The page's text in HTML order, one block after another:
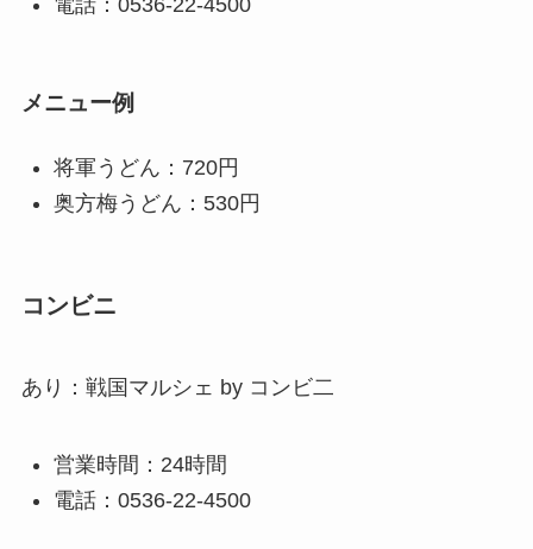
電話：0536-22-4500
メニュー例
将軍うどん：720円
奥方梅うどん：530円
コンビニ
あり：戦国マルシェ by コンビ二
営業時間：24時間
電話：0536-22-4500